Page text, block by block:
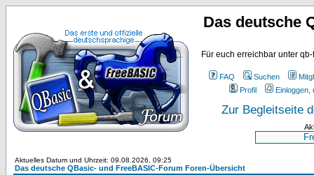
Das deutsche
Für euch erreichbar unter
FAQ Suchen
Profil
Einloggen,
Zur Begleitseite
Aktuelles Datum und Uhrzeit: 09.08.2026, 09:25
Das deutsche QBasic- und FreeBASIC-Forum Foren-Übersicht